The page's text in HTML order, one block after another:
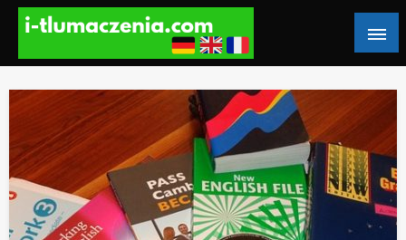
Skip
content
Blog o podróżach, językach i ciekawostkach ze świata